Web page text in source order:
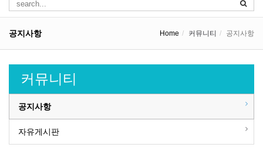
공지사항 Home 커뮤니티 공지사항
커뮤니티
공지사항
자유게시판